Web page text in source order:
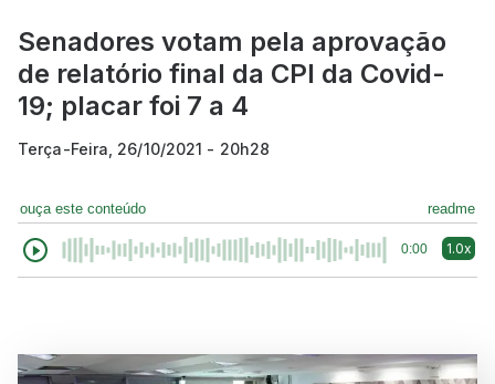
Senadores votam pela aprovação
de relatório final da CPI da Covid-
19; placar foi 7 a 4
Terça-Feira, 26/10/2021 - 20h28
ouça este conteúdo readme
0:00 1.0x